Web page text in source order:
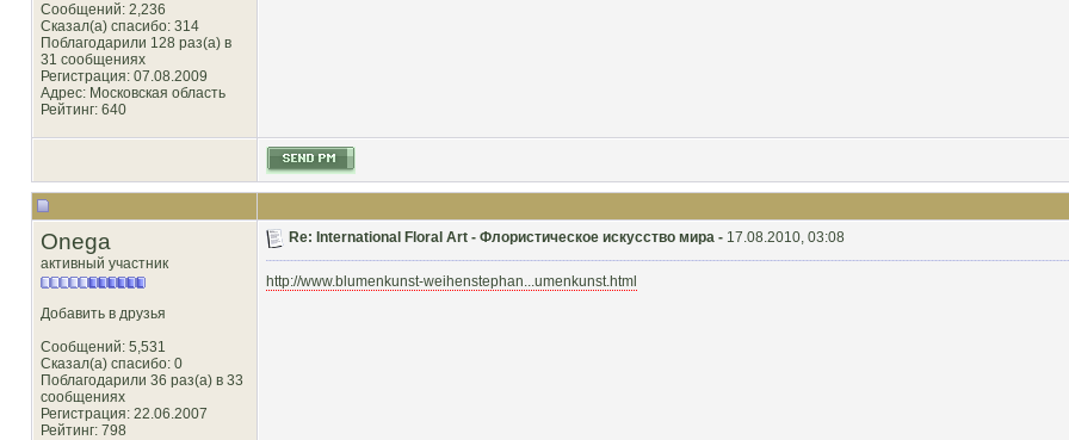
Сообщений: 2,236
Сказал(а) спасибо: 314
Поблагодарили 128 раз(а) в
31 сообщениях
Регистрация: 07.08.2009
Адрес: Московская область
Рейтинг: 640
Onega
активный участник
Добавить в друзья
Сообщений: 5,531
Сказал(а) спасибо: 0
Поблагодарили 36 раз(а) в 33
сообщениях
Регистрация: 22.06.2007
Рейтинг: 798
Re: International Floral Art - Флористическое искусство мира - 17.08.2010, 03:08
http://www.blumenkunst-weihenstephan...umenkunst.html